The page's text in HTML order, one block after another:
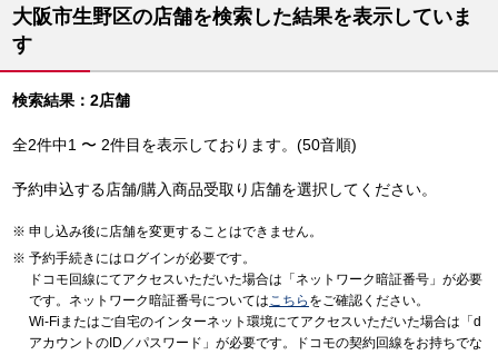
大阪市生野区の店舗を検索した結果を表示していま
す
検索結果：2店舗
全2件中1 〜 2件目を表示しております。(50音順)
予約申込する店舗/購入商品受取り店舗を選択してください。
申し込み後に店舗を変更することはできません。
予約手続きにはログインが必要です。
ドコモ回線にてアクセスいただいた場合は「ネットワーク暗証番号」が必要
です。ネットワーク暗証番号についてはこちら をご確認ください。
Wi-Fiまたはご自宅のインターネット環境にてアクセスいただいた場合は「d
アカウントのID／パスワード」が必要です。ドコモの契約回線をお持ちでな